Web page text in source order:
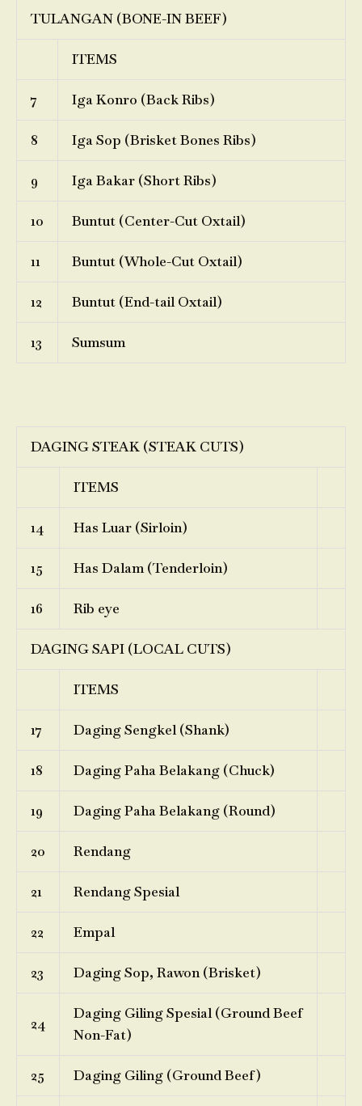
TULANGAN (BONE-IN BEEF)
ITEMS
7 Iga Konro (Back Ribs)
8 Iga Sop (Brisket Bones Ribs)
9 Iga Bakar (Short Ribs)
10 Buntut (Center-Cut Oxtail)
11 Buntut (Whole-Cut Oxtail)
12 Buntut (End-tail Oxtail)
13 Sumsum
DAGING STEAK (STEAK CUTS)
ITEMS
14 Has Luar (Sirloin)
15 Has Dalam (Tenderloin)
16 Rib eye
DAGING SAPI (LOCAL CUTS)
ITEMS
17 Daging Sengkel (Shank)
18 Daging Paha Belakang (Chuck)
19 Daging Paha Belakang (Round)
20 Rendang
21 Rendang Spesial
22 Empal
23 Daging Sop, Rawon (Brisket)
24
Daging Giling Spesial (Ground Beef
Non-Fat)
25 Daging Giling (Ground Beef)